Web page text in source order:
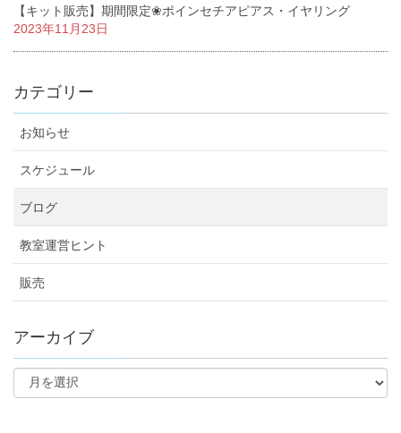
【キット販売】期間限定❀ポインセチアピアス・イヤリング
2023年11月23日
カテゴリー
お知らせ
スケジュール
ブログ
教室運営ヒント
販売
アーカイブ